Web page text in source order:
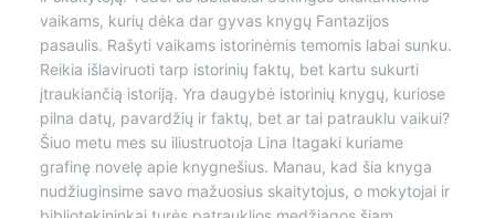
vaikams, kurių dėka dar gyvas knygų Fantazijos
pasaulis. Rašyti vaikams istorinėmis temomis labai sunku.
Reikia išlaviruoti tarp istorinių faktų, bet kartu sukurti
įtraukiančią istoriją. Yra daugybė istorinių knygų, kuriose
pilna datų, pavardžių ir faktų, bet ar tai patrauklu vaikui?
Šiuo metu mes su iliustruotoja Lina Itagaki kuriame
grafinę novelę apie knygnešius. Manau, kad šia knyga
nudžiuginsime savo mažuosius skaitytojus, o mokytojai ir